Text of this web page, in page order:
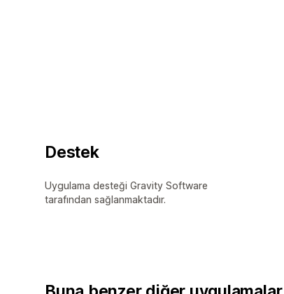
Destek
Uygulama desteği Gravity Software
tarafından sağlanmaktadır.